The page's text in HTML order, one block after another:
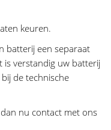
keuren.
batterij een separaat
is verstandig uw batterij
de technische
nu contact met ons